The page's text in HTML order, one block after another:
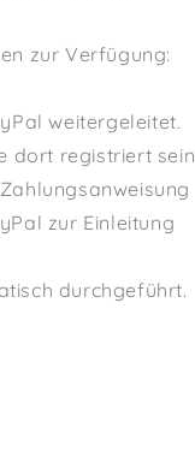
zur Verfügung:
weitergeleitet.
dort registriert sein
zur Einleitung
durchgeführt.